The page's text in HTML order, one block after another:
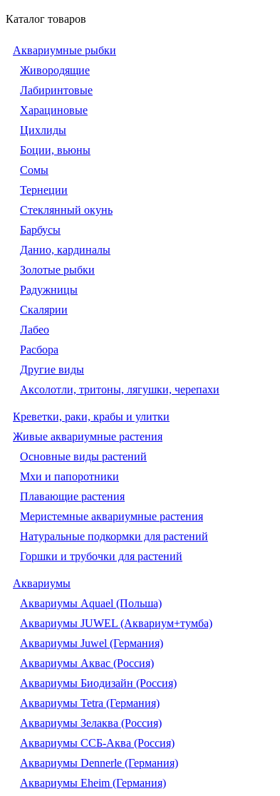
Каталог товаров
Аквариумные рыбки
Живородящие
Лабиринтовые
Харациновые
Цихлиды
Боции, вьюны
Сомы
Тернеции
Стеклянный окунь
Барбусы
Данио, кардиналы
Золотые рыбки
Радужницы
Скалярии
Лабео
Расбора
Другие виды
Аксолотли, тритоны, лягушки, черепахи
Креветки, раки, крабы и улитки
Живые аквариумные растения
Основные виды растений
Мхи и папоротники
Плавающие растения
Меристемные аквариумные растения
Натуральные подкормки для растений
Горшки и трубочки для растений
Аквариумы
Аквариумы Aquael (Польша)
Аквариумы JUWEL (Аквариум+тумба)
Аквариумы Juwel (Германия)
Аквариумы Аквас (Россия)
Аквариумы Биодизайн (Россия)
Аквариумы Tetra (Германия)
Аквариумы Зелаква (Россия)
Аквариумы ССБ-Аква (Россия)
Аквариумы Dennerle (Германия)
Аквариумы Eheim (Германия)